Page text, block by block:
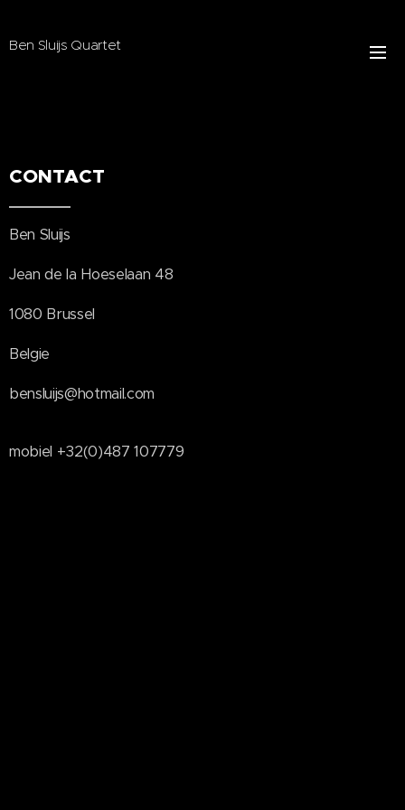
Ben Sluijs Quartet
CONTACT
Ben Sluijs
Jean de la Hoeselaan 48
1080 Brussel
Belgie
bensluijs@hotmail.com
mobiel +32(0)487 107779